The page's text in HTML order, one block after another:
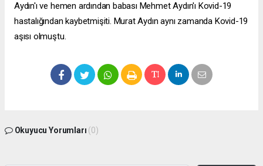
Aydın'ı ve hemen ardından babası Mehmet Aydın'ı Kovid-19
hastalığından kaybetmişiti. Murat Aydın aynı zamanda Kovid-19
aşısı olmuştu.
Okuyucu Yorumları (0)